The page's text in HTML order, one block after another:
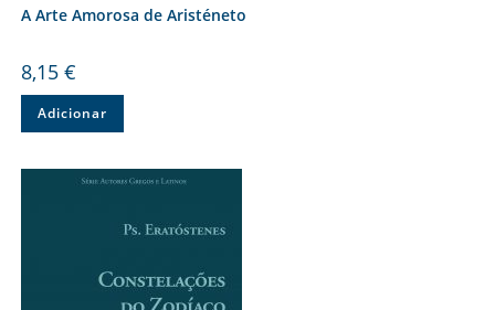
A Arte Amorosa de Aristéneto
8,15 €
Adicionar